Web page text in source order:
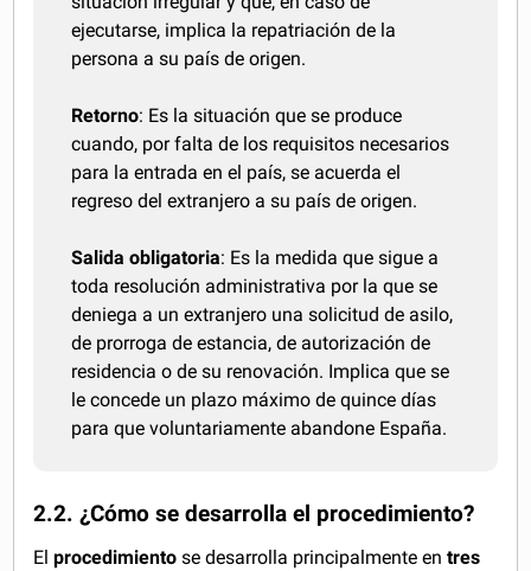
ejecutarse, implica la repatriación de la
persona a su país de origen.
Retorno: Es la situación que se produce
cuando, por falta de los requisitos necesarios
para la entrada en el país, se acuerda el
regreso del extranjero a su país de origen.
Salida obligatoria: Es la medida que sigue a
toda resolución administrativa por la que se
deniega a un extranjero una solicitud de asilo,
de prorroga de estancia, de autorización de
residencia o de su renovación. Implica que se
le concede un plazo máximo de quince días
para que voluntariamente abandone España.
2.2. ¿Cómo se desarrolla el procedimiento?
Elprocedimiento se desarrolla principalmente en tres